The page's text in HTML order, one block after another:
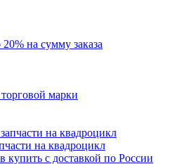
на сумму заказа
марки
на квадроцикл